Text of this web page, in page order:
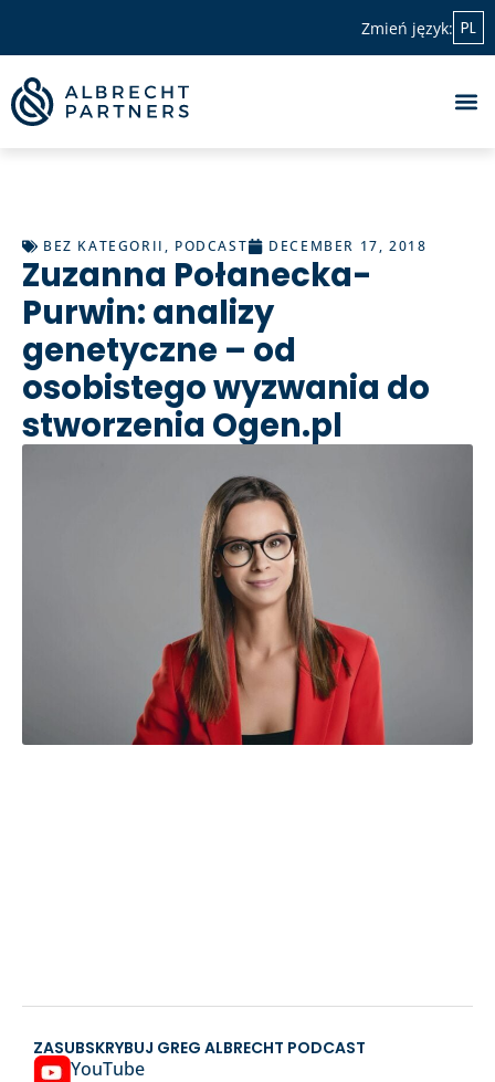
Zmień język: PL
BEZ KATEGORII , PODCAST DECEMBER 17, 2018
Zuzanna Połanecka-
Purwin: analizy
genetyczne – od
osobistego wyzwania do
stworzenia Ogen.pl
ZASUBSKRYBUJ GREG ALBRECHT PODCAST
YouTube